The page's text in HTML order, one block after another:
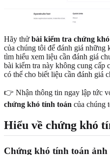
Hãy thử bài kiểm tra chứng
của chúng tôi để đánh giá những
tìm hiểu xem liệu cần đánh giá
bài kiểm tra này không cung cấp
có thể cho biết liệu cần đánh giá
👉 Nhận thông tin ngay lập tức
chứng khó tính toán của chúng
Hiểu về chứng khó
Chứng khó tính toán ảnh